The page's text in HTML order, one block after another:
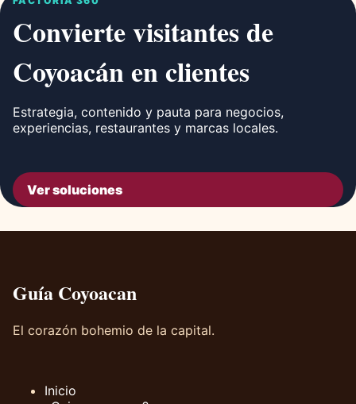
Convierte visitantes de
Coyoacán en clientes
Estrategia, contenido y pauta para negocios,
experiencias, restaurantes y marcas locales.
Ver soluciones
Guía Coyoacan
El corazón bohemio de la capital.
Inicio